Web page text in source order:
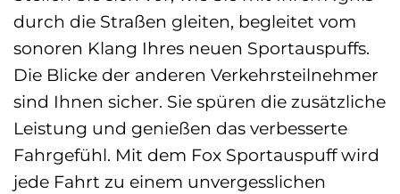
durch die Straßen gleiten, begleitet vom
sonoren Klang Ihres neuen Sportauspuffs.
Die Blicke der anderen Verkehrsteilnehmer
sind Ihnen sicher. Sie spüren die zusätzliche
Leistung und genießen das verbesserte
Fahrgefühl. Mit dem Fox Sportauspuff wird
jede Fahrt zu einem unvergesslichen